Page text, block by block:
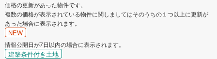
価格の更新があった物件です。
複数の価格が表示されている物件に関しましてはそのうちの１つ以上に更新が
あった場合に表示されます。
NEW
情報公開日が7日以内の場合に表示されます。
建築条件付き土地